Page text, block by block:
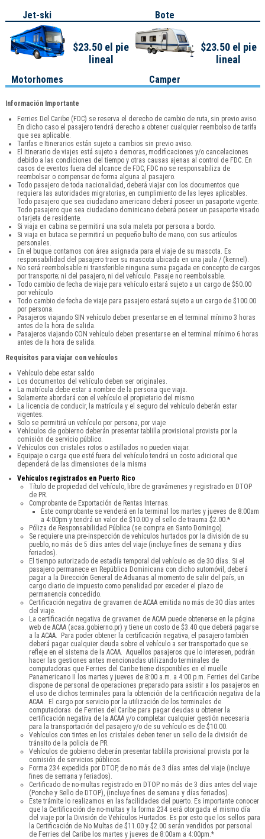
Jet-ski Bote
Motorhomes
$23.50 el pie
lineal
Camper
$23.50 el pie
lineal
Información Importante
Ferries Del Caribe (FDC) se reserva el derecho de cambio de ruta, sin previo aviso.
En dicho caso el pasajero tendrá derecho a obtener cualquier reembolso de tarifa
que sea aplicable.
Tarifas e Itinerarios están sujeto a cambios sin previo aviso.
El Itinerario de viajes está sujeto a demoras, modificaciones y/o cancelaciones
debido a las condiciones del tiempo y otras causas ajenas al control de FDC. En
casos de eventos fuera del alcance de FDC, FDC no se responsabiliza de
reembolsar o compensar de forma alguna al pasajero.
Todo pasajero de toda nacionalidad, deberá viajar con los documentos que
requiera las autoridades migratorias, en cumplimiento de las leyes aplicables.
Todo pasajero que sea ciudadano americano deberá poseer un pasaporte vigente.
Todo pasajero que sea ciudadano dominicano deberá poseer un pasaporte visado
o tarjeta de residente.
Si viaja en cabina se permitirá una sola maleta por persona a bordo.
Si viaja en butaca se permitirá un pequeño bulto de mano, con sus artículos
personales.
En el buque contamos con área asignada para el viaje de su mascota. Es
responsabilidad del pasajero traer su mascota ubicada en una jaula / (kennel).
No será reembolsable ni transferible ninguna suma pagada en concepto de cargos
por transporte; ni del pasajero, ni del vehículo. Pasaje no reembolsable.
Todo cambio de fecha de viaje para vehículo estará sujeto a un cargo de $50.00
por vehículo
Todo cambio de fecha de viaje para pasajero estará sujeto a un cargo de $100.00
por persona.
Pasajeros viajando SIN vehículo deben presentarse en el terminal mínimo 3 horas
antes de la hora de salida.
Pasajeros viajando CON vehículo deben presentarse en el terminal mínimo 6 horas
antes de la hora de salida.
Requisitos para viajar con vehículos
Vehículo debe estar saldo
Los documentos del vehículo deben ser originales.
La matrícula debe estar a nombre de la persona que viaja.
Solamente abordará con el vehículo el propietario del mismo.
La licencia de conducir, la matrícula y el seguro del vehículo deberán estar
vigentes.
Solo se permitirá un vehículo por persona, por viaje
Vehículos de gobierno deberán presentar tablilla provisional provista por la
comisión de servicio público.
Vehículos con cristales rotos o astillados no pueden viajar.
Equipaje o carga que esté fuera del vehículo tendrá un costo adicional que
dependerá de las dimensiones de la misma
Vehículos registrados en Puerto Rico
Título de propiedad del vehículo, libre de gravámenes y registrado en DTOP
de PR.
Comprobante de Exportación de Rentas Internas.
Este comprobante se venderá en la terminal los martes y jueves de 8:00am
a 4:00pm y tendrá un valor de $10.00 y el sello de trauma $2.00.*
Póliza de Responsabilidad Pública (se compra en Santo Domingo).
Se requiere una pre-inspección de vehículos hurtados por la división de su
pueblo, no más de 5 días antes del viaje (incluye fines de semana y días
feriados).
El tiempo autorizado de estadía temporal del vehículo es de 30 días. Si el
pasajero permanece en República Dominicana con dicho automóvil, deberá
pagar a la Dirección General de Aduanas al momento de salir del país, un
cargo diario de impuesto como penalidad por exceder el plazo de
permanencia concedido.
Certificación negativa de gravamen de ACAA emitida no más de 30 días antes
del viaje.
La certificación negativa de gravamen de ACAA puede obtenerse en la página
web de ACAA (acaa.gobierno.pr) y tiene un costo de $3.40 que deberá pagarse
a la ACAA. Para poder obtener la certificación negativa, el pasajero también
deberá pagar cualquier deuda sobre el vehículo a ser transportado que se
refleje en el sistema de la ACAA. Aquellos pasajeros que lo interesen, podrán
hacer las gestiones antes mencionadas utilizando terminales de
computadoras que Ferries del Caribe tiene disponibles en el muelle
Panamericano II los martes y jueves de 8:00 a.m. a 4:00 p.m. Ferries del Caribe
dispone de personal de operaciones preparado para asistir a los pasajeros en
el uso de dichos terminales para la obtención de la certificación negativa de la
ACAA. El cargo por servicio por la utilización de los terminales de
computadoras de Ferries del Caribe para pagar deudas u obtener la
certificación negativa de la ACAA y/o completar cualquier gestión necesaria
para la transportación del pasajero y/o de su vehículo es de $10.00.
Vehículos con tintes en los cristales deben tener un sello de la división de
tránsito de la policía de PR.
Vehículos de gobierno deberán presentar tablilla provisional provista por la
comisión de servicios públicos.
Forma 234 expedida por DTOP, de no más de 3 días antes del viaje (incluye
fines de semana y feriados).
Certificado de no-multas registrado en DTOP no más de 3 días antes del viaje
(Ponche y Sello de DTOP), (incluye fines de semana y días feriados).
Este trámite lo realizamos en las facilidades del puerto. Es importante conocer
que la Certificación de no-multas y la forma 234 será otorgada el mismo día
del viaje por la División de Vehículos Hurtados. Es por esto que los sellos para
la Certificación de No Multas de $11.00 y $2.00 serán vendidos por personal
de Ferries del Caribe los martes y jueves de 8:00am a 4:00pm.*